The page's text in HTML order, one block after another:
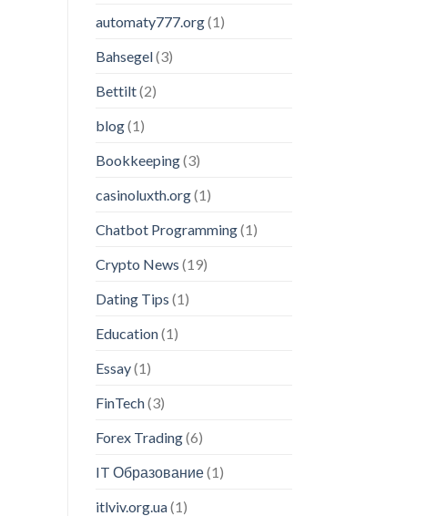
automaty777.org(1)
Bahsegel(3)
Bettilt(2)
blog(1)
Bookkeeping(3)
casinoluxth.org(1)
Chatbot Programming(1)
Crypto News (19)
Dating Tips (1)
Education(1)
Essay(1)
FinTech(3)
Forex Trading(6)
IT Образование(1)
itlviv.org.ua(1)